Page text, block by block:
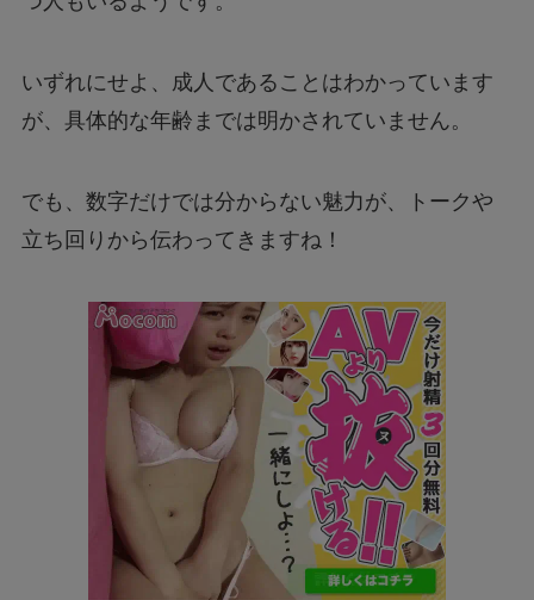
いずれにせよ、成人であることはわかっています
が、具体的な年齢までは明かされていません。
でも、数字だけでは分からない魅力が、トークや
立ち回りから伝わってきますね！